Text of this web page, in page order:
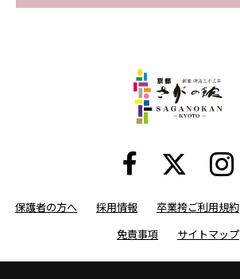
保護者の方へ 採用情報 卒業袴ご利用規約
免責事項
サイトマップ